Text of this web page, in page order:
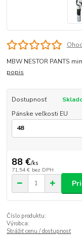
MBW NESTOR PANTS
popis
Dostupnosť
Pánske veľkosti EU
88 €/ks
71,54 € bez DPH
Číslo produktu:
Výrobca:
Strážiť cenu / dostupnosť